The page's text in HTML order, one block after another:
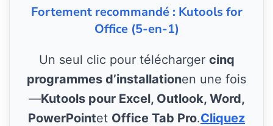
Fortement recommandé : Kutools for
Office (5-en-1)
Un seul clic pour télécharger cinq
programmes d’installationen une fois
—Kutools pour Excel, Outlook, Word,
PowerPointet Office Tab Pro.Cliquez